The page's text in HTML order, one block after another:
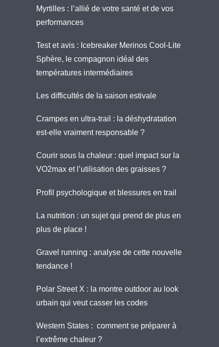
Myrtilles : l’allié de votre santé et de vos
performances
Test et avis : Icebreaker Merinos Cool-Lite
Sphère, le compagnon idéal des
températures intermédiaires
Les difficultés de la saison estivale
Crampes en ultra-trail : la déshydratation
est-elle vraiment responsable ?
Courir sous la chaleur : quel impact sur la
VO2max et l’utilisation des graisses ?
Profil psychologique et blessures en trail
La nutrition : un sujet qui prend de plus en
plus de place !
Gravel running : analyse de cette nouvelle
tendance !
Polar Street X : la montre outdoor au look
urbain qui veut casser les codes
Western States : comment se préparer à
l’extrême chaleur ?